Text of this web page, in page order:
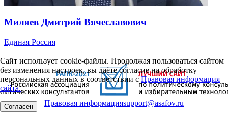
Миляев Дмитрий Вячеславович
Единая Россия
Сайт использует cookie-файлы. Продолжая пользоваться сайтом
без изменения настроек, вы даёте согласие на обработку
персональных данных в соответствии сПравовая информация
сайта.
Согласен Правовая информацияsupport@asafov.ru